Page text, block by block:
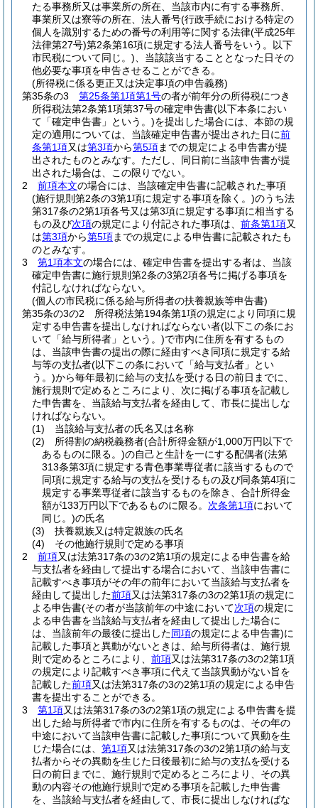
たる事務所又は事業所の所在、当該市内に有する事務所、
事業所又は寮等の所在、法人番号(行政手続における特定の
個人を識別するための番号の利用等に関する法律(平成25年
法律第27号)第2条第16項に規定する法人番号をいう。以下
市民税について同じ。) 、当該該当することとなった日その
他必要な事項を申告させることができる。
(所得税に係る更正又は決定事項の申告義務)
第35条の3
第25条第1項第1号の者が前年分の所得税につき
所得税法第2条第1項第37号の確定申告書(以下本条におい
て「確定申告書」という。)を提出した場合には、本節の規
定の適用については、当該確定申告書が提出された日に前
条第1項又は第3項から第5項までの規定による申告書が提
出されたものとみなす。 ただし、同日前に当該申告書が提
出された場合は、この限りでない。
2
前項本文の場合には、当該確定申告書に記載された事項
(施行規則第2条の3第1項に規定する事項を除く。)のうち法
第317条の2第1項各号又は第3項に規定する事項に相当する
もの及び次項の規定により付記された事項は、 前条第1項又
は第3項から第5項までの規定による申告書に記載されたも
のとみなす。
3
第1項本文の場合には、確定申告書を提出する者は、当該
確定申告書に施行規則第2条の3第2項各号に掲げる事項を
付記しなければならない。
(個人の市民税に係る給与所得者の扶養親族等申告書)
第35条の3の2
所得税法第194条第1項の規定により同項に規
定する申告書を提出しなければならない者(以下この条にお
いて「給与所得者」という。)で市内に住所を有するもの
は、当該申告書の提出の際に経由すべき同項に規定する給
与等の支払者(以下この条において「給与支払者」とい
う。)から毎年最初に給与の支払を受ける日の前日までに、
施行規則で定めるところにより、次に掲げる事項を記載し
た申告書を、当該給与支払者を経由して、市長に提出しな
ければならない。
(1)
当該給与支払者の氏名又は名称
(2)
所得割の納税義務者(合計所得金額が1,000万円以下で
あるものに限る。)の自己と生計を一にする配偶者(法第
313条第3項に規定する青色事業専従者に該当するもので
同項に規定する給与の支払を受けるもの及び同条第4項に
規定する事業専従者に該当するものを除き、合計所得金
額が133万円以下であるものに限る。 次条第1項において
同じ。)の氏名
(3)
扶養親族又は特定親族の氏名
(4)
その他施行規則で定める事項
2
前項又は法第317条の3の2第1項の規定による申告書を給
与支払者を経由して提出する場合において、当該申告書に
記載すべき事項がその年の前年において当該給与支払者を
経由して提出した前項又は法第317条の3の2第1項の規定に
よる申告書(その者が当該前年の中途において次項の規定に
よる申告書を当該給与支払者を経由して提出した場合に
は、当該前年の最後に提出した同項の規定による申告書)に
記載した事項と異動がないときは、給与所得者は、施行規
則で定めるところにより、 前項又は法第317条の3の2第1項
の規定により記載すべき事項に代えて当該異動がない旨を
記載した前項又は法第317条の3の2第1項の規定による申告
書を提出することができる。
3
第1項又は法第317条の3の2第1項の規定による申告書を提
出した給与所得者で市内に住所を有するものは、その年の
中途において当該申告書に記載した事項について異動を生
じた場合には、 第1項又は法第317条の3の2第1項の給与支
払者からその異動を生じた日後最初に給与の支払を受ける
日の前日までに、施行規則で定めるところにより、その異
動の内容その他施行規則で定める事項を記載した申告書
を、当該給与支払者を経由して、市長に提出しなければな